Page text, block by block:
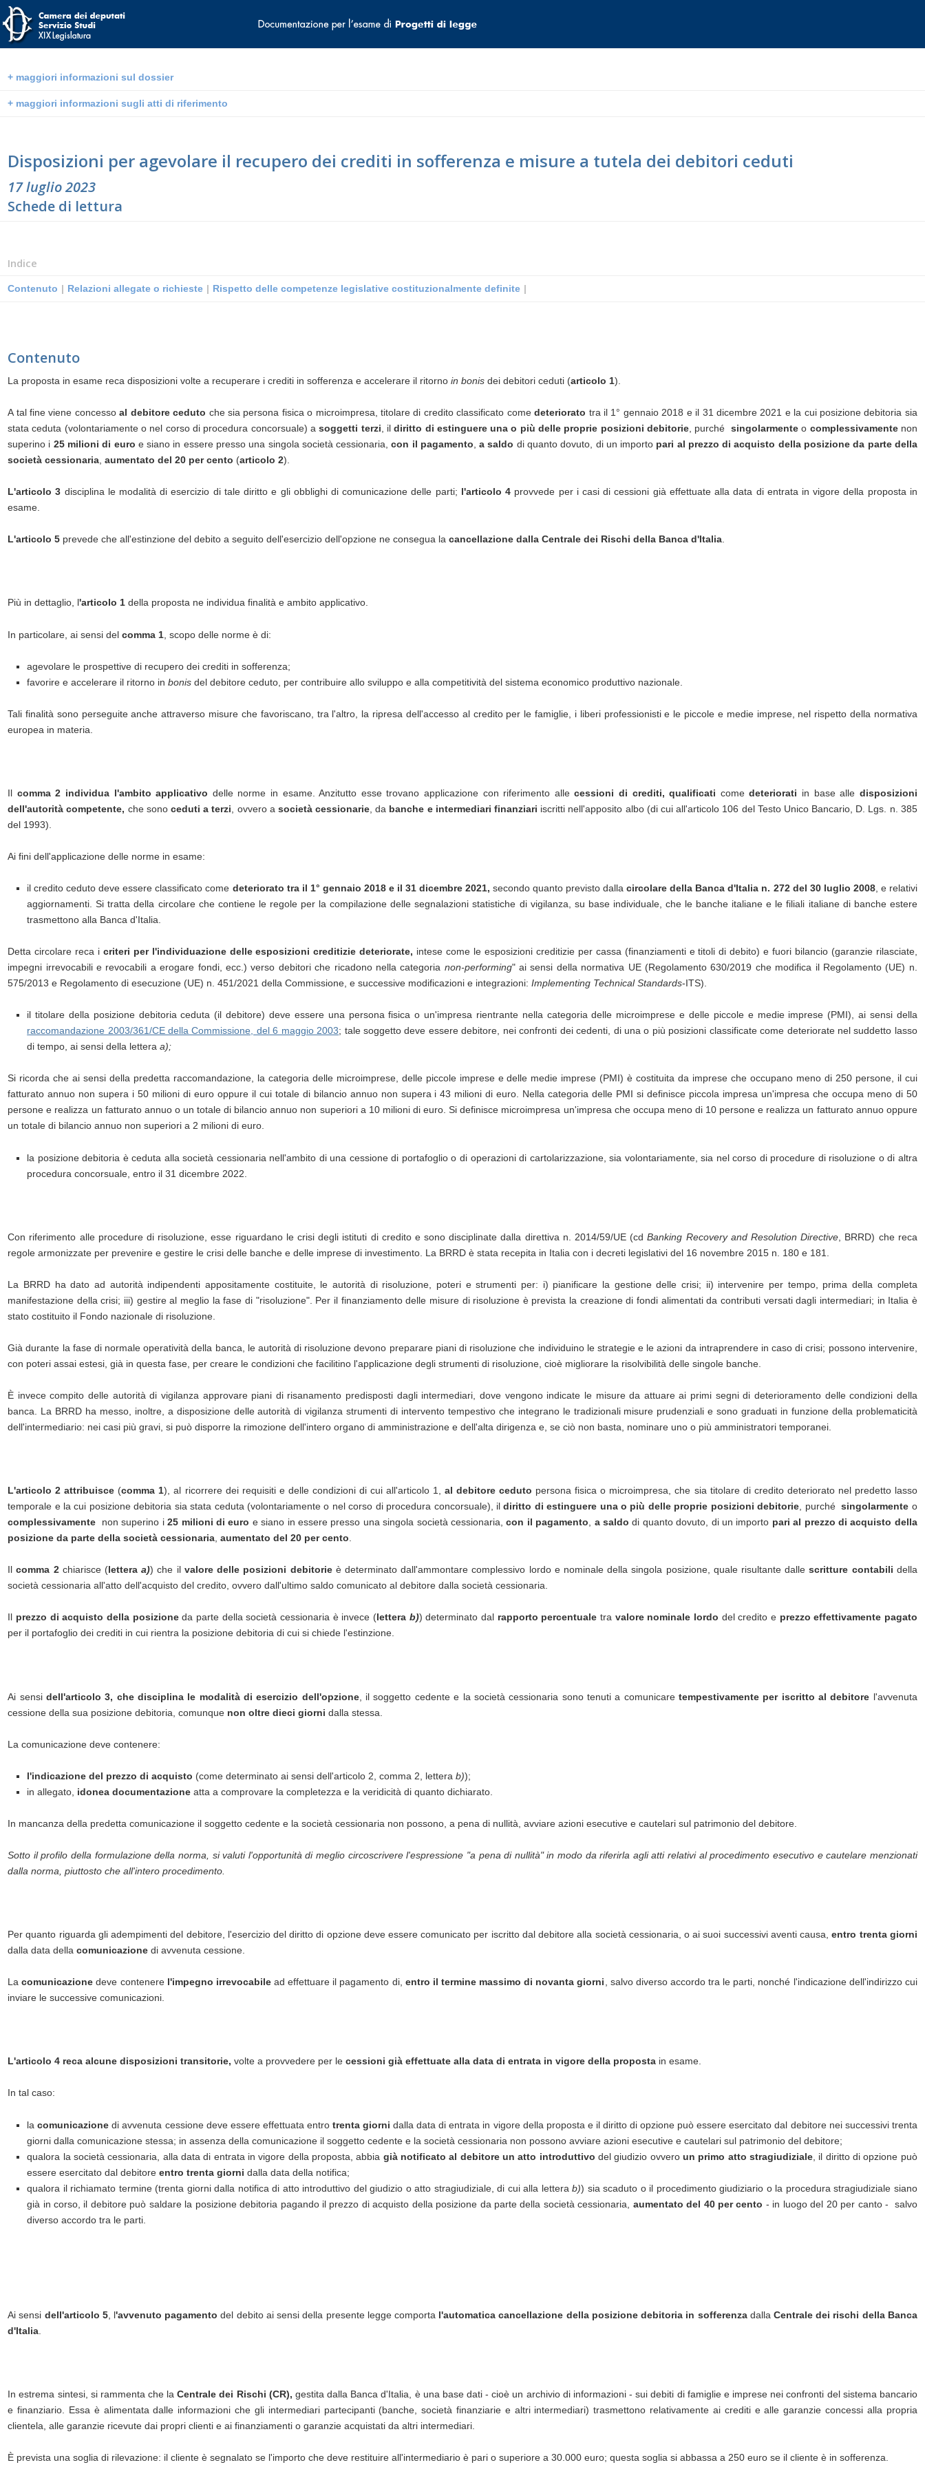
+ maggiori informazioni sul dossier
+ maggiori informazioni sugli atti di riferimento
Disposizioni per agevolare il recupero dei crediti in sofferenza e misure a tutela dei debitori ceduti
17 luglio 2023
Schede di lettura
Indice
Contenuto | Relazioni allegate o richieste | Rispetto delle competenze legislative costituzionalmente definite |
Contenuto
La proposta in esame reca disposizioni volte a recuperare i crediti in sofferenza e accelerare il ritornoin bonisdei debitori ceduti (articolo 1).
A tal fine viene concessoal debitore ceduto che sia persona fisica o microimpresa, titolare di credito classificato comedeteriorato tra il 1° gennaio 2018 e il 31 dicembre 2021 e la cui posizione debitoria sia
stata ceduta (volontariamente o nel corso di procedura concorsuale) asoggetti terzi , ildiritto di estinguere una o più delle proprie posizioni debitorie , purché singolarmenteo complessivamentenon
superino i 25 milioni di euro e siano in essere presso una singola società cessionaria,con il pagamento ,a saldo di quanto dovuto, di un importo pari al prezzo di acquisto della posizione da parte della
società cessionaria ,aumentato del 20 per cento (articolo 2).
L'articolo 3 disciplina le modalità di esercizio di tale diritto e gli obblighi di comunicazione delle parti; l'articolo 4 provvede per i casi di cessioni già effettuate alla data di entrata in vigore della proposta in
esame.
L'articolo 5 prevede che all'estinzione del debito a seguito dell'esercizio dell'opzione ne consegua lacancellazione dalla Centrale dei Rischi della Banca d'Italia.
Più in dettaglio, l'articolo 1 della proposta ne individua finalità e ambito applicativo.
In particolare, ai sensi delcomma 1 , scopo delle norme è di:
agevolare le prospettive di recupero dei crediti in sofferenza;
favorire e accelerare il ritorno inbonis del debitore ceduto, per contribuire allo sviluppo e alla competitività del sistema economico produttivo nazionale.
Tali finalità sono perseguite anche attraverso misure che favoriscano, tra l'altro, la ripresa dell'accesso al credito per le famiglie, i liberi professionisti e le piccole e medie imprese, nel rispetto della normativa
europea in materia.
Il comma 2 individua l'ambito applicativo delle norme in esame. Anzitutto esse trovano applicazione con riferimento allecessioni di crediti, qualificati comedeteriorati in base alle disposizioni
dell'autorità competente, che sono ceduti a terzi , ovvero a società cessionarie , da banche e intermediari finanziari iscritti nell'apposito albo (di cui all'articolo 106 del Testo Unico Bancario, D. Lgs. n. 385
del 1993).
Ai fini dell'applicazione delle norme in esame:
il credito ceduto deve essere classificato come deteriorato tra il 1° gennaio 2018 e il 31 dicembre 2021, secondo quanto previsto dallacircolare della Banca d'Italia n. 272 del 30 luglio 2008, e relativi
aggiornamenti. Si tratta della circolare che contiene le regole per la compilazione delle segnalazioni statistiche di vigilanza, su base individuale, che le banche italiane e le filiali italiane di banche estere
trasmettono alla Banca d'Italia.
Detta circolare reca i criteri per l'individuazione delle esposizioni creditizie deteriorate, intese come le esposizioni creditizie per cassa (finanziamenti e titoli di debito) e fuori bilancio (garanzie rilasciate,
impegni irrevocabili e revocabili a erogare fondi, ecc.) verso debitori che ricadono nella categoria non-performing" ai sensi della normativa UE (Regolamento 630/2019 che modifica il Regolamento (UE) n.
575/2013 e Regolamento di esecuzione (UE) n. 451/2021 della Commissione, e successive modificazioni e integrazioni:Implementing Technical Standards-ITS).
il titolare della posizione debitoria ceduta (il debitore) deve essere una persona fisica o un'impresa rientrante nella categoria delle microimprese e delle piccole e medie imprese (PMI), ai sensi della
raccomandazione 2003/361/CE della Commissione, del 6 maggio 2003; tale soggetto deve essere debitore, nei confronti dei cedenti, di una o più posizioni classificate come deteriorate nel suddetto lasso
di tempo, ai sensi della letteraa);
Si ricorda che ai sensi della predetta raccomandazione, la categoria delle microimprese, delle piccole imprese e delle medie imprese (PMI) è costituita da imprese che occupano meno di 250 persone, il cui
fatturato annuo non supera i 50 milioni di euro oppure il cui totale di bilancio annuo non supera i 43 milioni di euro. Nella categoria delle PMI si definisce piccola impresa un'impresa che occupa meno di 50
persone e realizza un fatturato annuo o un totale di bilancio annuo non superiori a 10 milioni di euro. Si definisce microimpresa un'impresa che occupa meno di 10 persone e realizza un fatturato annuo oppure
un totale di bilancio annuo non superiori a 2 milioni di euro.
la posizione debitoria è ceduta alla società cessionaria nell'ambito di una cessione di portafoglio o di operazioni di cartolarizzazione, sia volontariamente, sia nel corso di procedure di risoluzione o di altra
procedura concorsuale, entro il 31 dicembre 2022.
Con riferimento alle procedure di risoluzione, esse riguardano le crisi degli istituti di credito e sono disciplinate dalla direttiva n. 2014/59/UE (cdBanking Recovery and Resolution Directive , BRRD) che reca
regole armonizzate per prevenire e gestire le crisi delle banche e delle imprese di investimento. La BRRD è stata recepita in Italia con i decreti legislativi del 16 novembre 2015 n. 180 e 181.
La BRRD ha dato ad autorità indipendenti appositamente costituite, le autorità di risoluzione, poteri e strumenti per: i) pianificare la gestione delle crisi; ii) intervenire per tempo, prima della completa
manifestazione della crisi; iii) gestire al meglio la fase di "risoluzione". Per il finanziamento delle misure di risoluzione è prevista la creazione di fondi alimentati da contributi versati dagli intermediari; in Italia è
stato costituito il Fondo nazionale di risoluzione.
Già durante la fase di normale operatività della banca, le autorità di risoluzione devono preparare piani di risoluzione che individuino le strategie e le azioni da intraprendere in caso di crisi; possono intervenire,
con poteri assai estesi, già in questa fase, per creare le condizioni che facilitino l'applicazione degli strumenti di risoluzione, cioè migliorare la risolvibilità delle singole banche.
È invece compito delle autorità di vigilanza approvare piani di risanamento predisposti dagli intermediari, dove vengono indicate le misure da attuare ai primi segni di deterioramento delle condizioni della
banca. La BRRD ha messo, inoltre, a disposizione delle autorità di vigilanza strumenti di intervento tempestivo che integrano le tradizionali misure prudenziali e sono graduati in funzione della problematicità
dell'intermediario: nei casi più gravi, si può disporre la rimozione dell'intero organo di amministrazione e dell'alta dirigenza e, se ciò non basta, nominare uno o più amministratori temporanei.
L'articolo 2 attribuisce (comma 1), al ricorrere dei requisiti e delle condizioni di cui all'articolo 1,al debitore ceduto persona fisica o microimpresa, che sia titolare di credito deteriorato nel predetto lasso
temporale e la cui posizione debitoria sia stata ceduta (volontariamente o nel corso di procedura concorsuale), ildiritto di estinguere una o più delle proprie posizioni debitorie , purché singolarmente o
complessivamente non superino i25 milioni di euro e siano in essere presso una singola società cessionaria,con il pagamento a saldo di quanto dovuto, di un importo pari al prezzo di acquisto della
posizione da parte della società cessionaria ,aumentato del 20 per cento
Ilcomma 2chiarisce (letteraa)) che il valore delle posizioni debitorieè determinato dall'ammontare complessivo lordo e nominale della singola posizione, quale risultante dallescritture contabili della
società cessionaria all'atto dell'acquisto del credito, ovvero dall'ultimo saldo comunicato al debitore dalla società cessionaria.
Il prezzo di acquisto della posizioneda parte della società cessionaria è invece (lettera b)) determinato dal rapporto percentuale tra valore nominale lordo del credito e prezzo effettivamente pagato
per il portafoglio dei crediti in cui rientra la posizione debitoria di cui si chiede l'estinzione.
Ai sensi dell'articolo 3, che disciplina le modalità di esercizio dell'opzione, il soggetto cedente e la società cessionaria sono tenuti a comunicaretempestivamente per iscritto al debitore l'avvenuta
cessione della sua posizione debitoria, comunque non oltre dieci giorni dalla stessa.
La comunicazione deve contenere:
l'indicazione del prezzo di acquisto (come determinato ai sensi dell'articolo 2, comma 2, letterab));
in allegato, idonea documentazione atta a comprovare la completezza e la veridicità di quanto dichiarato.
In mancanza della predetta comunicazione il soggetto cedente e la società cessionaria non possono, a pena di nullità, avviare azioni esecutive e cautelari sul patrimonio del debitore.
Sotto il profilo della formulazione della norma, si valuti l'opportunità di meglio circoscrivere l'espressione "a pena di nullità" in modo da riferirla agli atti relativi al procedimento esecutivo e cautelare menzionati
dalla norma, piuttosto che all'intero procedimento.
Per quanto riguarda gli adempimenti del debitore, l'esercizio del diritto di opzione deve essere comunicato per iscritto dal debitore alla società cessionaria, o ai suoi successivi aventi causa,entro trenta giorni
dalla data dellacomunicazione di avvenuta cessione.
Lacomunicazione deve contenere l'impegno irrevocabilead effettuare il pagamento di, entro il termine massimo di novanta giorni , salvo diverso accordo tra le parti, nonché l'indicazione dell'indirizzo cui
inviare le successive comunicazioni.
L'articolo 4 reca alcune disposizioni transitorie,volte a provvedere per lecessioni già effettuate alla data di entrata in vigore della proposta in esame.
In tal caso:
lacomunicazione di avvenuta cessione deve essere effettuata entro trenta giornidalla data di entrata in vigore della proposta e il diritto di opzione può essere esercitato dal debitore nei successivi trenta
giorni dalla comunicazione stessa; in assenza della comunicazione il soggetto cedente e la società cessionaria non possono avviare azioni esecutive e cautelari sul patrimonio del debitore;
qualora la società cessionaria, alla data di entrata in vigore della proposta, abbia già notificato al debitore un atto introduttivo del giudizio ovveroun primo atto stragiudiziale , il diritto di opzione può
essere esercitato dal debitoreentro trenta giorni dalla data della notifica;
qualora il richiamato termine (trenta giorni dalla notifica di atto introduttivo del giudizio o atto stragiudiziale, di cui alla letterab)) sia scaduto o il procedimento giudiziario o la procedura stragiudiziale siano
già in corso, il debitore può saldare la posizione debitoria pagando il prezzo di acquisto della posizione da parte della società cessionaria, aumentato del 40 per cento - in luogo del 20 per canto - salvo
diverso accordo tra le parti.
Ai sensi dell'articolo 5, l'avvenuto pagamento del debito ai sensi della presente legge comporta l'automatica cancellazione della posizione debitoria in sofferenzadalla Centrale dei rischi della Banca
d'Italia
In estrema sintesi, si rammenta che laCentrale dei Rischi (CR), gestita dalla Banca d'Italia, è una base dati - cioè un archivio di informazioni - sui debiti di famiglie e imprese nei confronti del sistema bancario
e finanziario. Essa è alimentata dalle informazioni che gli intermediari partecipanti (banche, società finanziarie e altri intermediari) trasmettono relativamente ai crediti e alle garanzie concessi alla propria
clientela, alle garanzie ricevute dai propri clienti e ai finanziamenti o garanzie acquistati da altri intermediari.
È prevista una soglia di rilevazione: il cliente è segnalato se l'importo che deve restituire all'intermediario è pari o superiore a 30.000 euro; questa soglia si abbassa a 250 euro se il cliente è in sofferenza.